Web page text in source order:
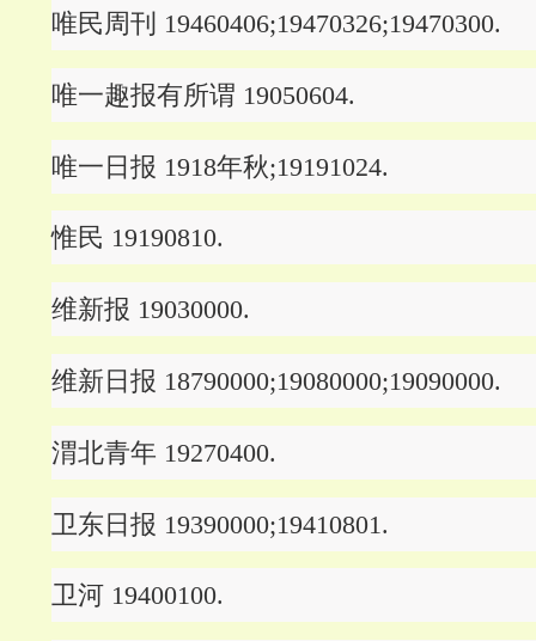
唯民周刊 19460406;19470326;19470300.
唯一趣报有所谓 19050604.
唯一日报 1918年秋;19191024.
惟民 19190810.
维新报 19030000.
维新日报 18790000;19080000;19090000.
渭北青年 19270400.
卫东日报 19390000;19410801.
卫河 19400100.